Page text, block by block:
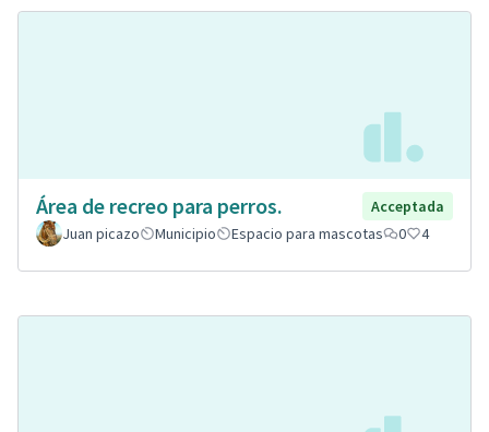
Área de recreo para perros.
Acceptada
Juan picazo
Municipio Espacio para mascotas 0 4